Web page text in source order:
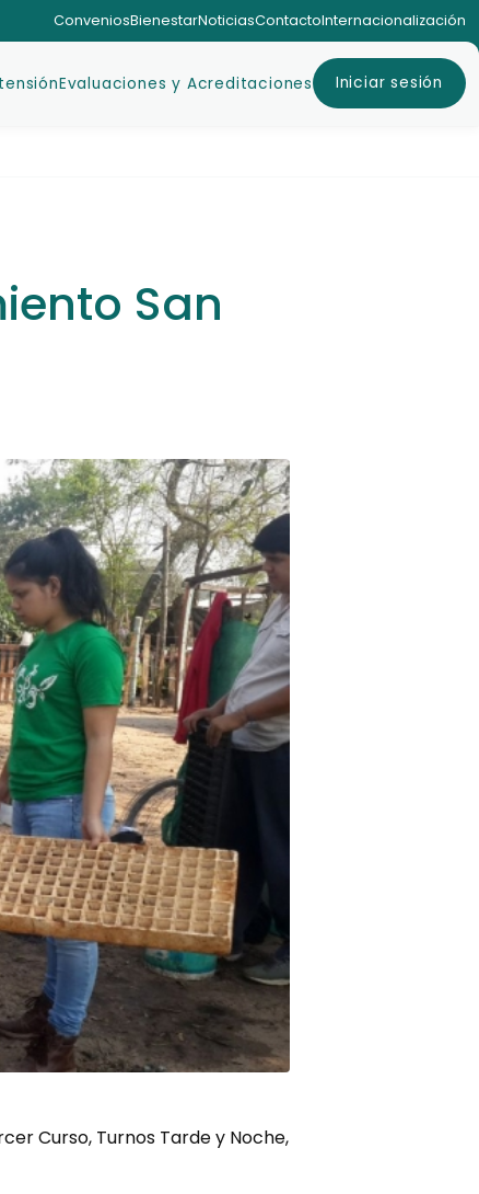
ConveniosBienestarNoticiasContactoInternacionalización
Evaluaciones y Acreditaciones Iniciar sesión
San
Curso, Turnos Tarde y Noche,